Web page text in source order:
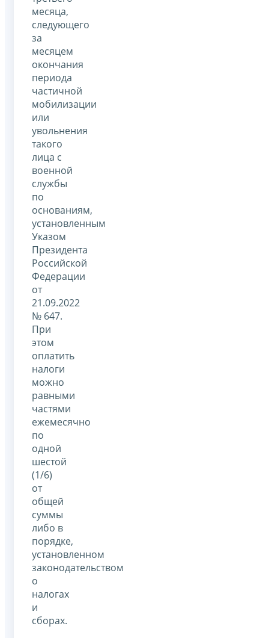
месяца,
следующего
за
месяцем
окончания
периода
частичной
мобилизации
или
увольнения
такого
лица с
военной
службы
по
основаниям,
установленным
Указом
Президента
Российской
Федерации
от
21.09.2022
№ 647.
При
этом
оплатить
налоги
можно
равными
частями
ежемесячно
по
одной
шестой
(1/6)
от
общей
суммы
либо в
порядке,
установленном
законодательством
о
налогах
и
сборах.